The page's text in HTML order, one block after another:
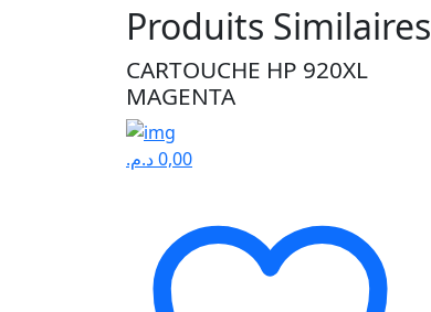
Produits Similaires
CARTOUCHE HP 920XL
MAGENTA
0,00د.م.